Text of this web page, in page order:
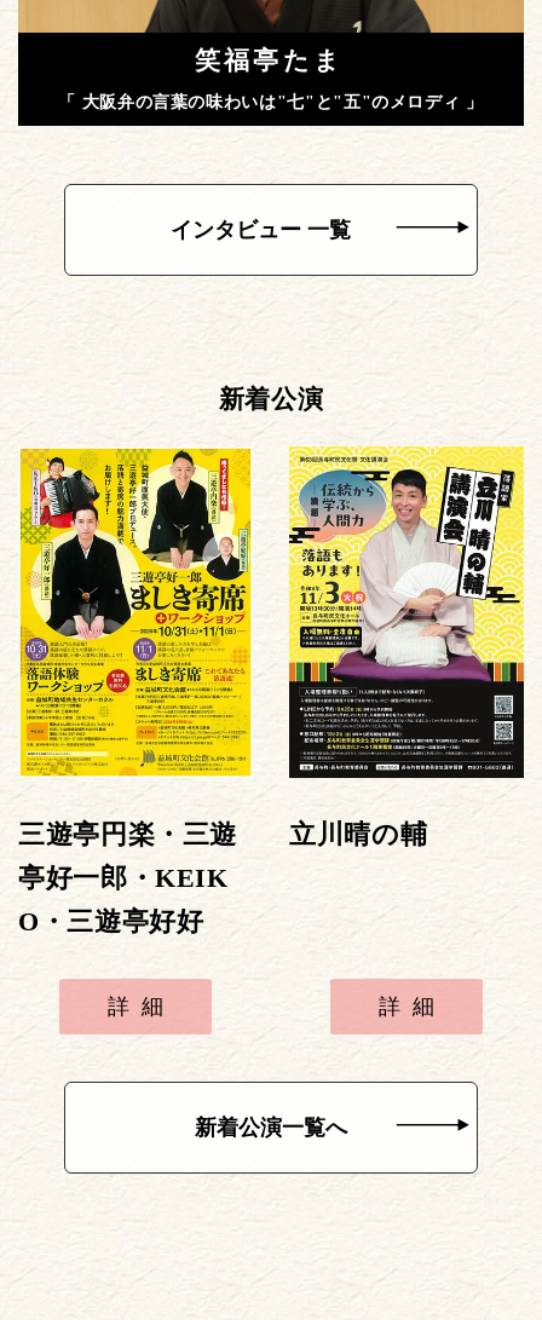
笑福亭たま
「 大阪弁の言葉の味わいは"七"と"五"のメロディ 」
インタビュー 一覧
新着公演
三遊亭円楽・三遊
亭好一郎・KEIK
O・三遊亭好好
詳細
立川晴の輔
詳細
新着公演一覧へ